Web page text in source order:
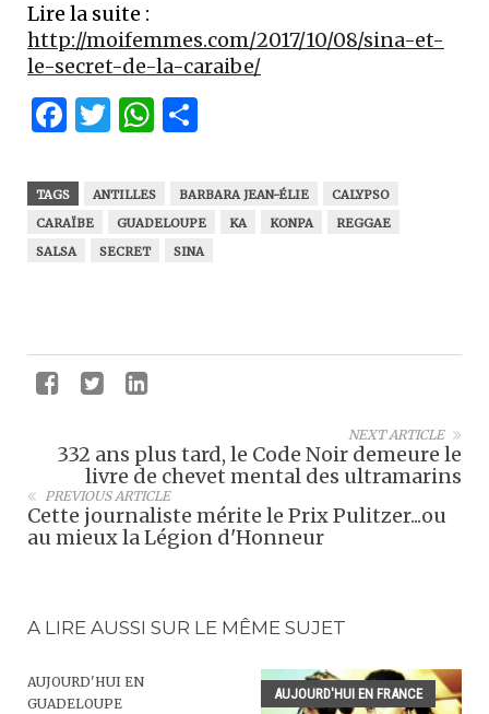
Lire la suite :
http://moifemmes.com/2017/10/08/sina-et-
le-secret-de-la-caraibe/
Facebook
Twitter
WhatsApp
TAGS ANTILLES BARBARA JEAN-ÉLIE
CALYPSO
CARAÏBE
GUADELOUPE KA KONPA
REGGAE
SALSA
SECRET SINA
NEXT ARTICLE
332 ans plus tard, le Code Noir demeure le
livre de chevet mental des ultramarins
PREVIOUS ARTICLE
Cette journaliste mérite le Prix Pulitzer...ou
au mieux la Légion d'Honneur
A LIRE AUSSI SUR LE MÊME SUJET
AUJOURD'HUI EN
GUADELOUPE
AUJOURD'HUI EN FRANCE